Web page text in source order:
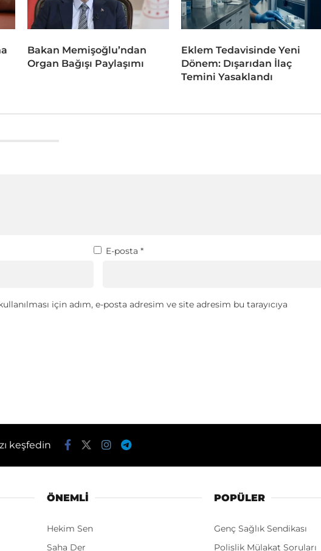
Bakan Memişoğlu’ndan
Organ Bağışı Paylaşımı
Eklem Tedavisinde Yeni
Dönem: Dışarıdan İlaç
Temini Yasaklandı
E-posta *
için adım, e-posta adresim ve site adresim bu tarayıcıya
keşfedin
ÖNEMLI
Hekim Sen
Saha Der
POPÜLER
Genç Sağlık Sendikası
Polislik Mülakat Soruları